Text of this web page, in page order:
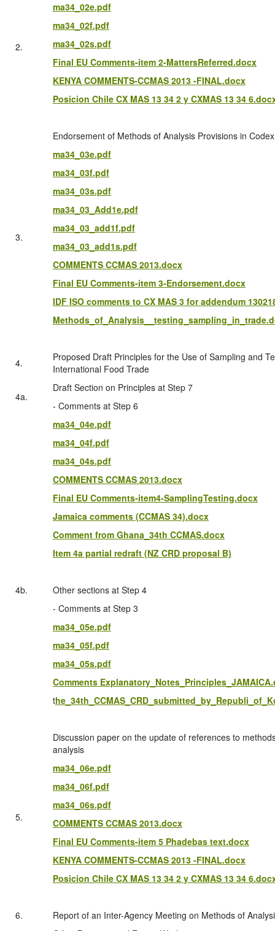
2.
ma34_02e.pdf
ma34_02f.pdf
ma34_02s.pdf
Final EU Comments-item 2-MattersReferred.docx
KENYA COMMENTS-CCMAS 2013 -FINAL.docx
Posicion Chile CX MAS 13 34 2 y CXMAS 13 34
3.
Endorsement of Methods of Analysis Provisions in
ma34_03e.pdf
ma34_03f.pdf
ma34_03s.pdf
ma34_03_Add1e.pdf
ma34_03_add1f.pdf
ma34_03_add1s.pdf
COMMENTS CCMAS 2013.docx
Final EU Comments-item 3-Endorsement.docx
IDF ISO comments to CX MAS 3 for addendum
4.
Proposed Draft Principles for the Use of Sampling and
International Food Trade
4a.
Draft Section on Principles at Step 7
- Comments at Step 6
ma34_04e.pdf
ma34_04f.pdf
ma34_04s.pdf
COMMENTS CCMAS 2013.docx
Final EU Comments-item4-SamplingTesting.docx
Jamaica comments (CCMAS 34).docx
Comment from Ghana_34th CCMAS.docx
Item 4a partial redraft (NZ CRD proposal B)
4b.
Other sections at Step 4
- Comments at Step 3
ma34_05e.pdf
ma34_05f.pdf
ma34_05s.pdf
Comments
t
5.
Discussion paper on the update of references to
analysis
ma34_06e.pdf
ma34_06f.pdf
ma34_06s.pdf
COMMENTS CCMAS 2013.docx
Final EU Comments-item 5 Phadebas text.docx
KENYA COMMENTS-CCMAS 2013 -FINAL.docx
Posicion Chile CX MAS 13 34 2 y CXMAS 13 34
6.
Report of an Inter-Agency Meeting on Methods of